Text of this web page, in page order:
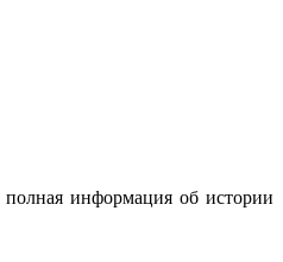
информация об истории